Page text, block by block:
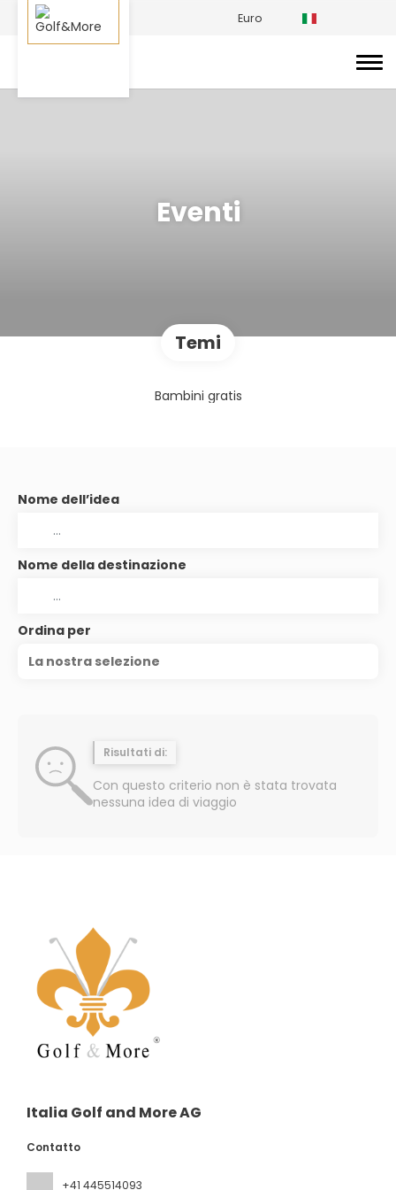
Euro
Eventi
Temi
Bambini gratis
Nome dell’idea
Nome della destinazione
Ordina per
La nostra selezione
Risultati di:
Con questo criterio non è stata trovata
nessuna idea di viaggio
Italia Golf and More AG
Contatto
+41 445514093